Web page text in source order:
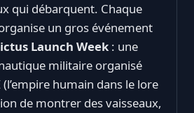
qui débarquent. Chaque
un gros événement
Launch Week : une
militaire organisé
(l’empire humain dans le lore
de montrer des vaisseaux,